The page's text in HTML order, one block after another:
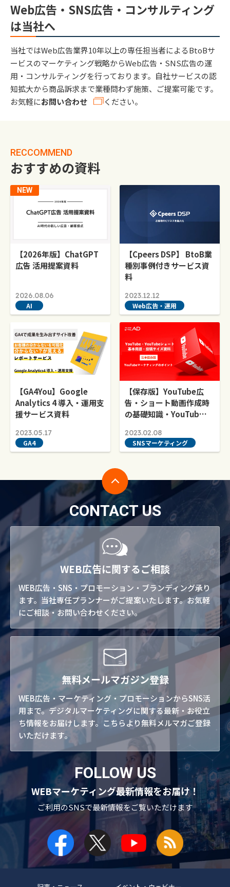
Web広告・SNS広告・コンサルティング
は当社へ
当社ではWeb広告業界10年以上の専任担当者によるBtoBサ
ービスのマーケティング戦略からWeb広告・SNS広告の運
用・コンサルティングを行っております。自社サービスの認
知拡大から商品訴求まで業種問わず施策、ご提案可能です。
お気軽にお問い合わせ ください。
RECCOMMEND
おすすめの資料
NEW
【2026年版】ChatGPT
広告 活用提案資料
2026.08.06
AI
【Cpeers DSP】 BtoB業
種別事例付きサービス資
料
2023.12.12
Web広告・運用
【GA4You】Google
Analytics 4 導入・運用支
援サービス資料
2023.05.17
GA4
【保存版】YouTube広
告・ショート動画作成時
の基礎知識・YouTub…
2023.02.08
SNSマーケティング
CONTACT US
WEB広告に関するご相談
WEB広告・SNS・プロモーション・ブランディング承り
ます。当社専任プランナーがご提案いたします。お気軽
にご相談・お問い合わせください。
無料メールマガジン登録
WEB広告・マーケティング・プロモーションからSNS活
用まで。デジタルマーケティングに関する最新・お役立
ち情報をお届けします。こちらより無料メルマガご登録
いただけます。
FOLLOW US
WEBマーケティング最新情報をお届け！
ご利用のSNSで最新情報をご覧いただけます